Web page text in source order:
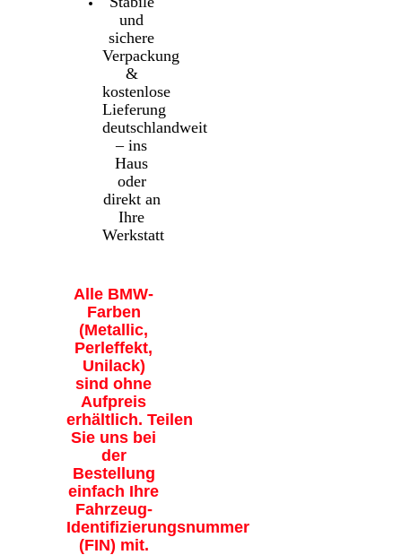
und
sichere
Verpackung
&
kostenlose
Lieferung
deutschlandweit
– ins
Haus
oder
direkt an
Ihre
Werkstatt
Alle BMW-
Farben
(Metallic,
Perleffekt,
Unilack)
sind ohne
Aufpreis
erhältlich. Teilen
Sie uns bei
der
Bestellung
einfach Ihre
Fahrzeug-
Identifizierungsnummer
(FIN) mit.